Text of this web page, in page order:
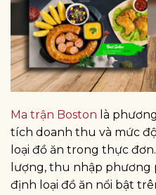
Ma trận Boston là
tích doanh thu và mức
loại đồ ăn trong thực
lượng, thu nhập phương
định loại đồ ăn nổi bật